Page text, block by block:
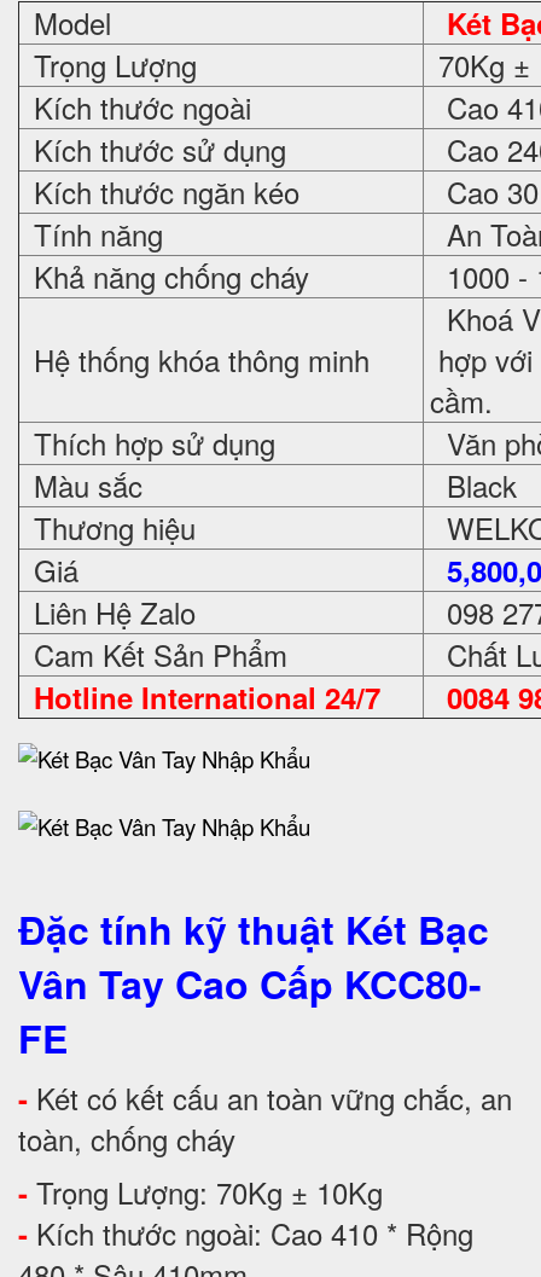
Model Két
Trọng Lượng
70Kg ±
Kích thước ngoài
Cao
Kích thước sử dụng
Cao
Kích thước ngăn kéo
Cao
Tính năng
An
Khả năng chống cháy
1000 -
Hệ thống khóa thông minh
Khoá
hợp
cầm.
Thích hợp sử dụng
Văn
Màu sắc
Black
Thương hiệu
Giá
Liên Hệ Zalo
098
Cam Kết Sản Phẩm
Chất
Hotline International 24/7 0084
Đặc tính kỹ thuật Két Bạc
Vân Tay Cao Cấp KCC80-
FE
- Két có kết cấu an toàn vững chắc, an
toàn, chống cháy
- Trọng Lượng: 70Kg ± 10Kg
- Kích thước ngoài: Cao 410 * Rộng